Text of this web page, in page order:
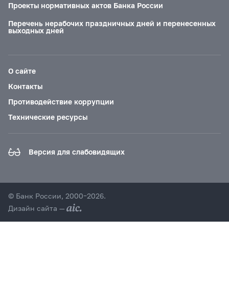
Проекты нормативных актов Банка России
Перечень нерабочих праздничных дней и перенесенных
выходных дней
О сайте
Контакты
Противодействие коррупции
Технические ресурсы
Версия для слабовидящих
© Банк России, 2000–2026.
Дизайн сайта —